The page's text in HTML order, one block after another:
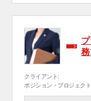
クライアント:
ポジション・プロジェク